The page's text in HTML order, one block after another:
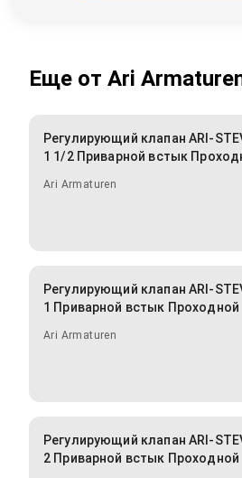
Еще от Ari
Регулирующий клапан ARI-
1 1/2 Приварной встык
Ari Armaturen
Регулирующий клапан ARI-
1 Приварной встык Проходной
Ari Armaturen
Регулирующий клапан ARI-
2 Приварной встык Проходной